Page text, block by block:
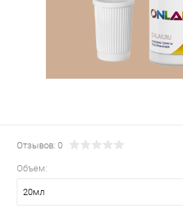
Отзывов: 0
Объем:
20мл